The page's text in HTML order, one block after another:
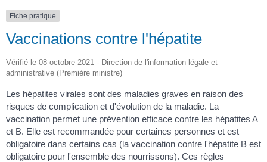
Fiche pratique
Vaccinations contre l'hépatite
Vérifié le 08 octobre 2021 - Direction de l'information légale et
administrative (Première ministre)
Les hépatites virales sont des maladies graves en raison des
risques de complication et d'évolution de la maladie. La
vaccination permet une prévention efficace contre les hépatites A
et B. Elle est recommandée pour certaines personnes et est
obligatoire dans certains cas (la vaccination contre l'hépatite B est
obligatoire pour l'ensemble des nourrissons). Ces règles